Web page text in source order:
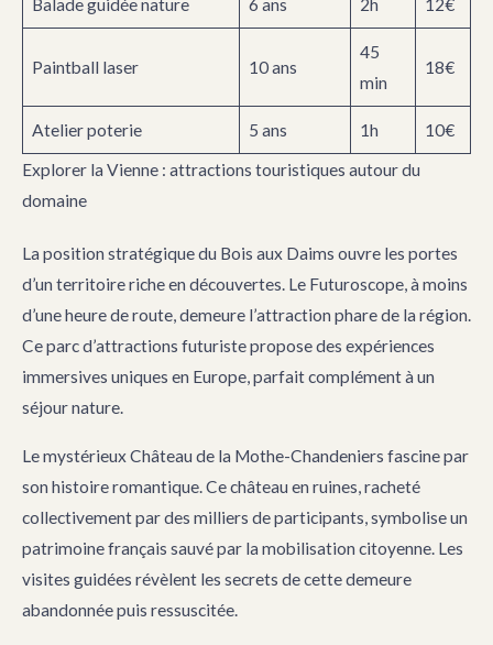
Balade guidée nature 6 ans 2h 12€
Paintball laser 10 ans
45
min
18€
Atelier poterie 5 ans 1h
10€
Explorer la Vienne : attractions touristiques autour du
domaine
La position stratégique du Bois aux Daims ouvre les portes
d’un territoire riche en découvertes. Le Futuroscope, à moins
d’une heure de route, demeure l’attraction phare de la région.
Ce parc d’attractions futuriste propose des expériences
immersives uniques en Europe, parfait complément à un
séjour nature.
Le mystérieux Château de la Mothe-Chandeniers fascine par
son histoire romantique. Ce château en ruines, racheté
collectivement par des milliers de participants, symbolise un
patrimoine français sauvé par la mobilisation citoyenne. Les
visites guidées révèlent les secrets de cette demeure
abandonnée puis ressuscitée.